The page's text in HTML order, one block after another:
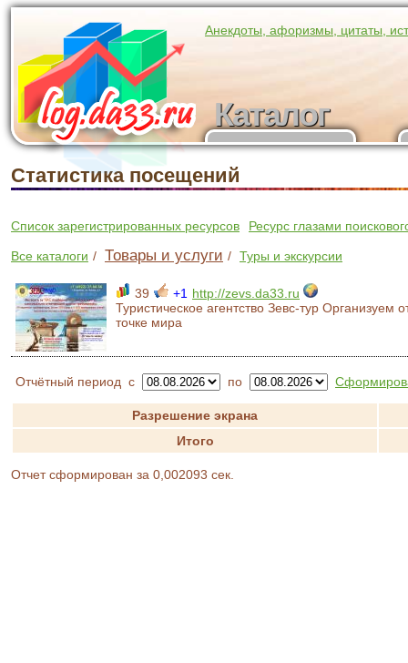
Анекдоты, афоризмы, цитаты,
Каталог
Каталог
участников
Статистика посещений
Список зарегистрированных ресурсов Ресурс глазами
Все каталоги / Товары и услуги / Туры и экскурсии
39 +1 http://zevs.da33.ru
Туристическое агентство Зевс-тур Организуем
точке мира
Отчётный период с по
Разрешение экрана
Итого
Отчет сформирован за 0,002093 сек.